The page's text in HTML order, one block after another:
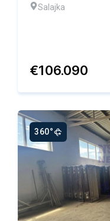
Salajka
€106.090
360°